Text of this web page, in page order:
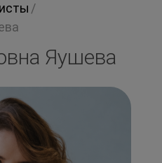
/
Яушева